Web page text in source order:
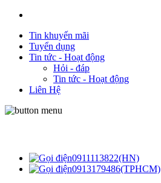
Tin khuyến mãi
Tuyển dụng
Tin tức - Hoạt động
Hỏi - đáp
Tin tức - Hoạt động
Liên Hệ
0911113822(HN)
0913179486(TPHCM)